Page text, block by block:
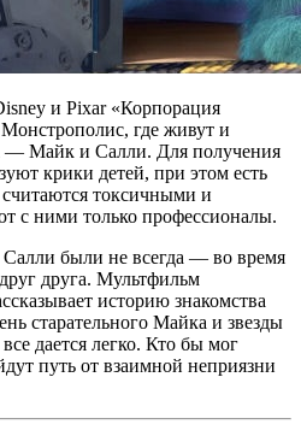
и Pixar «Корпорация
где живут и
— Майк и Салли. Для получения
крики детей, при этом есть
токсичными и
с ними только профессионалы.
были не всегда — во время
друга. Мультфильм
историю знакомства
старательного Майка и звезды
дается легко. Кто бы мог
путь от взаимной неприязни